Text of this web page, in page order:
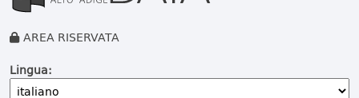
AREA RISERVATA
Lingua